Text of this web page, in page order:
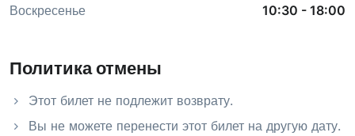
Воскресенье
10:30 - 18:00
Политика отмены
Этот билет не подлежит возврату.
Вы не можете перенести этот билет на другую дату.